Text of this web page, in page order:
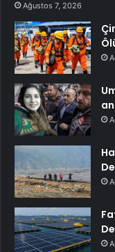
Ağustos 7, 2026